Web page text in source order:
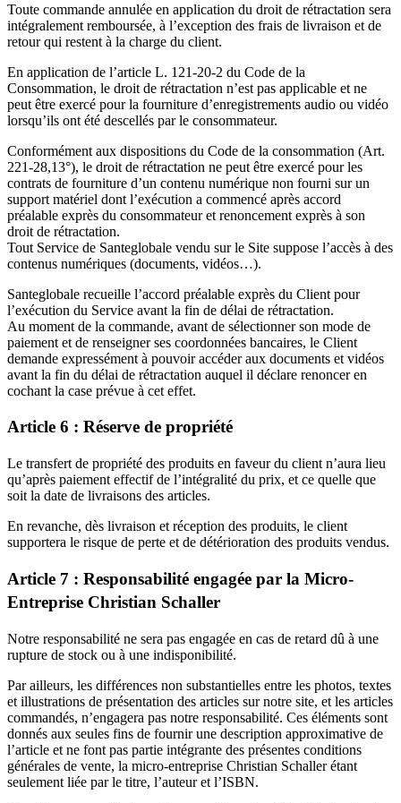
Toute commande annulée en application du droit de rétractation sera
intégralement remboursée, à l’exception des frais de livraison et de
retour qui restent à la charge du client.
En application de l’article L. 121-20-2 du Code de la
Consommation, le droit de rétractation n’est pas applicable et ne
peut être exercé pour la fourniture d’enregistrements audio ou vidéo
lorsqu’ils ont été descellés par le consommateur.
Conformément aux dispositions du Code de la consommation (Art.
221-28,13°), le droit de rétractation ne peut être exercé pour les
contrats de fourniture d’un contenu numérique non fourni sur un
support matériel dont l’exécution a commencé après accord
préalable exprès du consommateur et renoncement exprès à son
droit de rétractation.
Tout Service de Santeglobale vendu sur le Site suppose l’accès à des
contenus numériques (documents, vidéos…).
Santeglobale recueille l’accord préalable exprès du Client pour
l’exécution du Service avant la fin de délai de rétractation.
Au moment de la commande, avant de sélectionner son mode de
paiement et de renseigner ses coordonnées bancaires, le Client
demande expressément à pouvoir accéder aux documents et vidéos
avant la fin du délai de rétractation auquel il déclare renoncer en
cochant la case prévue à cet effet.
Article 6 : Réserve de propriété
Le transfert de propriété des produits en faveur du client n’aura lieu
qu’après paiement effectif de l’intégralité du prix, et ce quelle que
soit la date de livraisons des articles.
En revanche, dès livraison et réception des produits, le client
supportera le risque de perte et de détérioration des produits vendus.
Article 7 : Responsabilité engagée par la Micro-
Entreprise Christian Schaller
Notre responsabilité ne sera pas engagée en cas de retard dû à une
rupture de stock ou à une indisponibilité.
Par ailleurs, les différences non substantielles entre les photos, textes
et illustrations de présentation des articles sur notre site, et les articles
commandés, n’engagera pas notre responsabilité. Ces éléments sont
donnés aux seules fins de fournir une description approximative de
l’article et ne font pas partie intégrante des présentes conditions
générales de vente, la micro-entreprise Christian Schaller étant
seulement liée par le titre, l’auteur et l’ISBN.